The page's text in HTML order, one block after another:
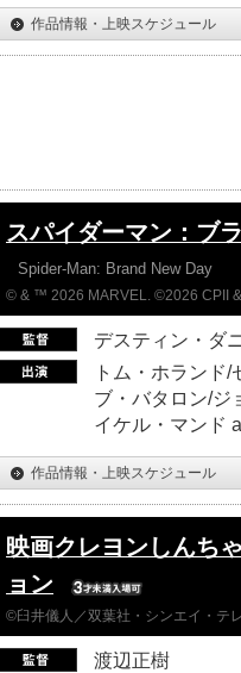
作品情報・上映スケジュール
スパイダーマン：ブ
Spider-Man: Brand New Day
© & ™ 2026 MARVEL. ©2026 CPII
デスティン・ダ
トム・ホランド
ブ・バタロン/ジ
イケル・マンド
作品情報・上映スケジュール
映画クレヨンしんち
ョン
©臼井儀人／双葉社・シンエイ・テ
渡辺正樹